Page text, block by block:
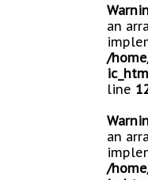
an
/
line
an
/